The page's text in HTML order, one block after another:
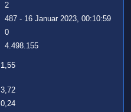
2
487 - 16 Januar 2023, 00:10:59
0
4.498.155
1,55
3,72
0,24